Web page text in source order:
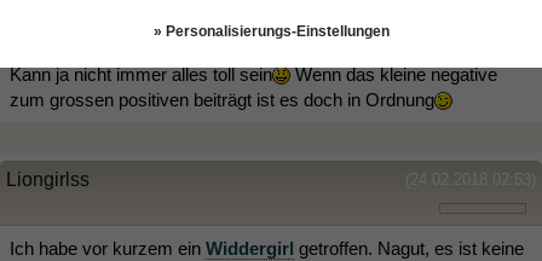
Kann ja nicht immer alles toll sein
Wenn das kleine negative
zum grossen positiven beiträgt ist es doch in Ordnung
(24.02.2018 02:53)
Liongirlss
Ich habe vor kurzem ein Widdergirl getroffen. Nagut, es ist keine
» Personalisierungs-Einstellungen